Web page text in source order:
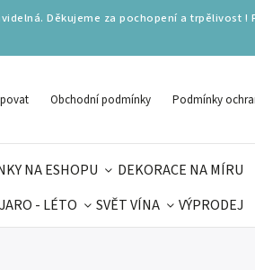
Děkujeme za pochopení a trpělivost !
Obchodní podmínky Podmínky
NA ESHOPU
DEKORACE NA MÍRU
JARO - LÉTO SVĚT VÍNA
VÝPRODEJ